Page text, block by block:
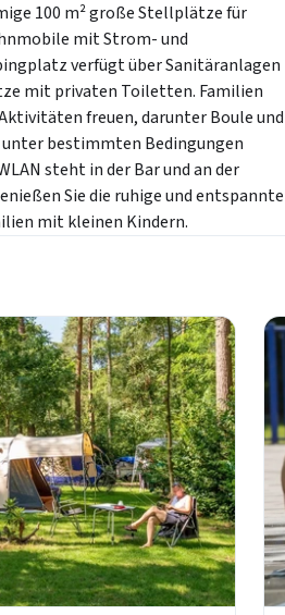
Mobilheime
Chalets
Anlässe
Einkauf
informelles
Service
Über
Unsere
Stellplätze
Individuelle
Häufig
100 m² große Stellplätze für
mit Strom- und
verfügt über Sanitäranlagen
mit privaten Toiletten. Familien
freuen, darunter Boule und
unter bestimmten Bedingungen
steht in der Bar und an der
Sie die ruhige und entspannte
mit kleinen Kindern.